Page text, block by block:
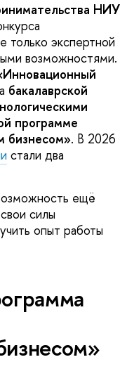
НИУ
только экспертной
возможностями.
бакалаврской
программе
бизнесом». В 2026
стали два
ещё
силы
опыт работы